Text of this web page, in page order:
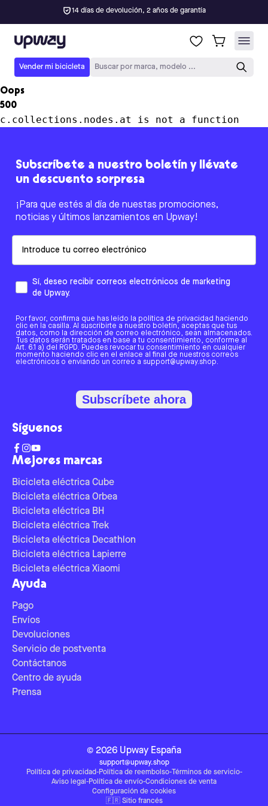
14 días de devolución, 2 años de garantía
Upway
Vender mi bicicleta Buscar por marca, modelo ...
Oops
500
c.collections.nodes.at is not a function
Mejores marcas
Bicicleta eléctrica Cube
Bicicleta eléctrica Orbea
Bicicleta eléctrica BH
Bicicleta eléctrica Trek
Bicicleta eléctrica Decathlon
Bicicleta eléctrica Lapierre
Bicicleta eléctrica Xiaomi
Ayuda
Pago
Envíos
Devoluciones
Servicio de postventa
Contáctanos
Centro de ayuda
Prensa
Subscríbete a nuestro boletín y llévate
un descuento sorpresa
¡Para que estés al día de nuestas promociones,
noticias y últimos lanzamientos en Upway!
Sí, deseo recibir correos electrónicos de marketing
de Upway.
Por favor, confirma que has leído la política de privacidad haciendo
clic en la casilla. Al suscribirte a nuestro boletín, aceptas que tus
datos, como la dirección de correo electrónico, sean almacenados.
Tus datos serán tratados en base a tu consentimiento, conforme al
Art. 6.1 a) del RGPD. Puedes revocar tu consentimiento en cualquier
momento haciendo clic en el enlace al final de nuestros correos
electrónicos o enviando un correo a support@upway.shop.
Subscríbete ahora
Síguenos
© 2026 Upway España
support@upway.shop
Política de privacidad-Política de reembolso-Términos de servicio-
Aviso legal -Política de envío-Condiciones de venta
Configuración de cookies
🇫🇷 Sitio francés